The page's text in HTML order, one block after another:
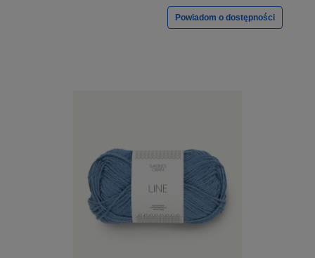
Powiadom o dostępności